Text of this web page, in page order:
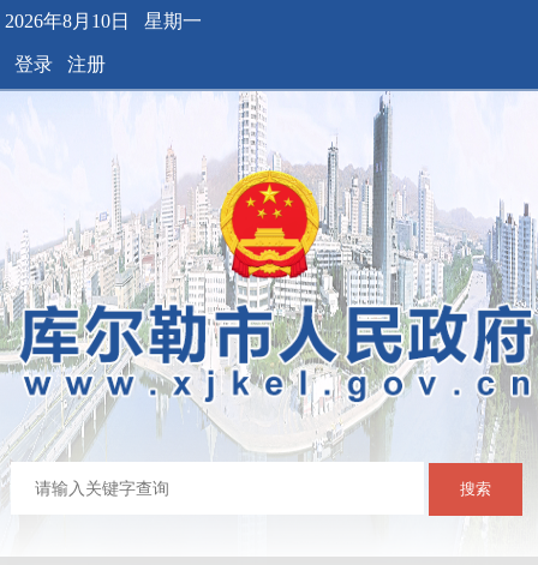
2026年8月10日 星期一
登录 注册
搜索